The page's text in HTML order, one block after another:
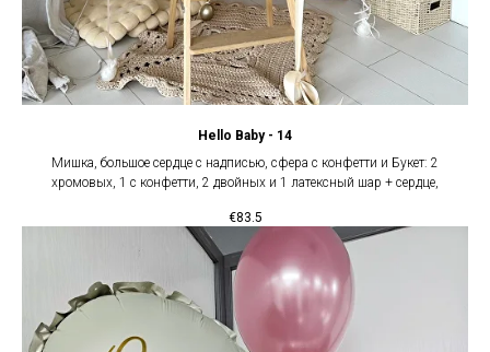
Hello Baby - 14
Мишка, большое сердце с надписью, сфера с конфетти и Букет: 2
хромовых, 1 с конфетти, 2 двойных и 1 латексный шар + сердце,
€83.5